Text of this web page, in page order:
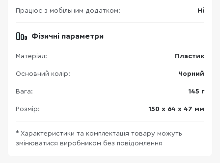
Працює з мобільним додатком: Ні
Фізичні параметри
Матеріал: Пластик
Основний колір: Чорний
Вага: 145 г
Розмір: 150 х 64 х 47 мм
* Характеристики та комплектація товару можуть
змінюватися виробником без повідомлення